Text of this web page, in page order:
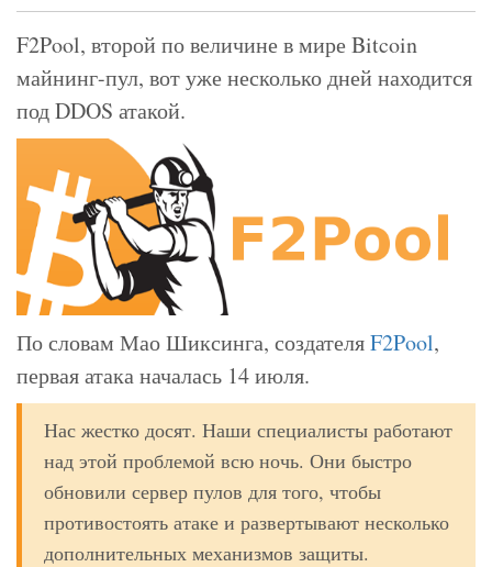
F2Pool, второй по величине в мире Bitcoin
майнинг-пул, вот уже несколько дней находится
под DDOS атакой.
По словам Мао Шиксинга, создателяF2Pool,
первая атака началась 14 июля.
Нас жестко досят. Наши специалисты работают
над этой проблемой всю ночь. Они быстро
обновили сервер пулов для того, чтобы
противостоять атаке и развертывают несколько
дополнительных механизмов защиты.